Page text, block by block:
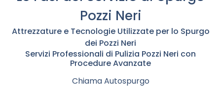
Pozzi Neri
Attrezzature e Tecnologie Utilizzate per lo Spurgo
dei Pozzi Neri
Servizi Professionali di Pulizia Pozzi Neri con
Procedure Avanzate
Chiama Autospurgo